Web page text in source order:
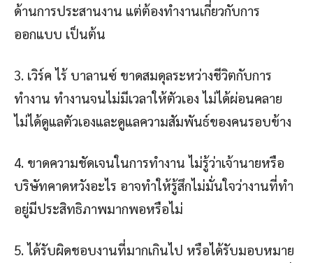
ด้านการประสานงาน แต่ต้องทำงานเกี่ยวกับการ
ออกแบบ เป็นต้น
3. เวิร์ค ไร้ บาลานซ์ ขาดสมดุลระหว่างชีวิตกับการ
ทำงาน ทำงานจนไม่มีเวลาให้ตัวเอง ไม่ได้ผ่อนคลาย
ไม่ได้ดูแลตัวเองและดูแลความสัมพันธ์ของคนรอบข้าง
4. ขาดความชัดเจนในการทำงาน ไม่รู้ว่าเจ้านายหรือ
บริษัทคาดหวังอะไร อาจทำให้รู้สึกไม่มั่นใจว่างานที่ทำ
อยู่มีประสิทธิภาพมากพอหรือไม่
5. ได้รับผิดชอบงานที่มากเกินไป หรือได้รับมอบหมาย